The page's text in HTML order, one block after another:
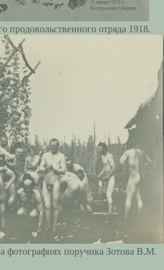
продовольственного отряда 1918.
фотографиях поручика Зотова В.М.